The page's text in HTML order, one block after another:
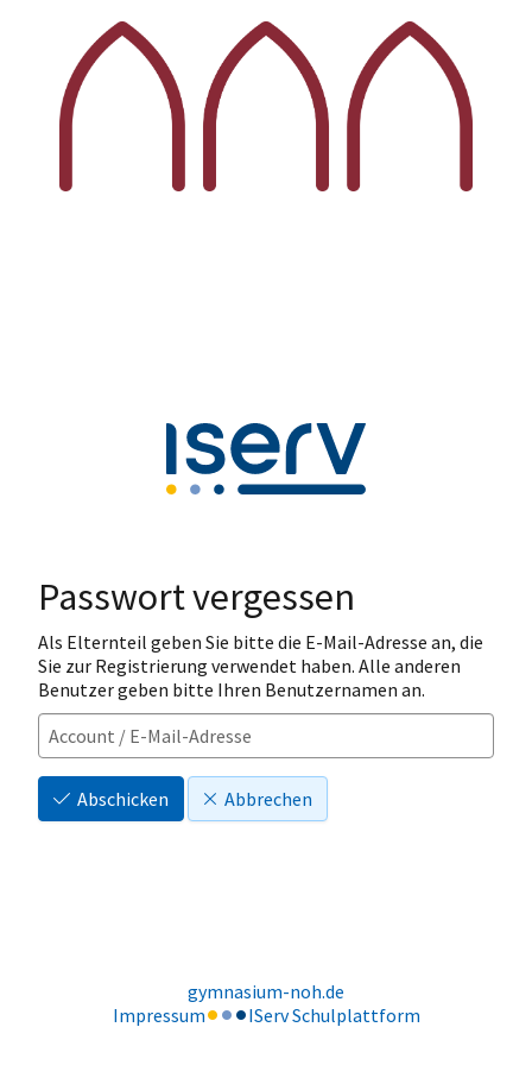
Passwort vergessen
Als Elternteil geben Sie bitte die E-Mail-Adresse an, die
Sie zur Registrierung verwendet haben. Alle anderen
Benutzer geben bitte Ihren Benutzernamen an.
Abschicken Abbrechen
gymnasium-noh.de
Impressum
IServ Schulplattform